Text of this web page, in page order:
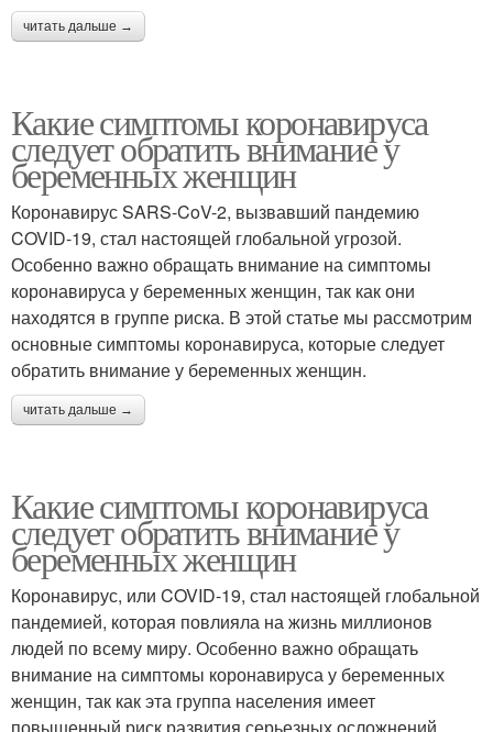
читать дальше →
Какие симптомы коронавируса
следует обратить внимание у
беременных женщин
Коронавирус SARS-CoV-2, вызвавший пандемию
COVID-19, стал настоящей глобальной угрозой.
Особенно важно обращать внимание на симптомы
коронавируса у беременных женщин, так как они
находятся в группе риска. В этой статье мы рассмотрим
основные симптомы коронавируса, которые следует
обратить внимание у беременных женщин.
читать дальше →
Какие симптомы коронавируса
следует обратить внимание у
беременных женщин
Коронавирус, или COVID-19, стал настоящей глобальной
пандемией, которая повлияла на жизнь миллионов
людей по всему миру. Особенно важно обращать
внимание на симптомы коронавируса у беременных
женщин, так как эта группа населения имеет